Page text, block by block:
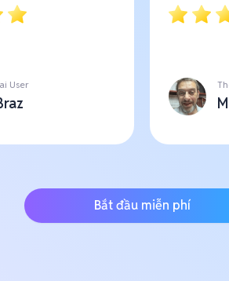
User
Bắt đầu miễn phí